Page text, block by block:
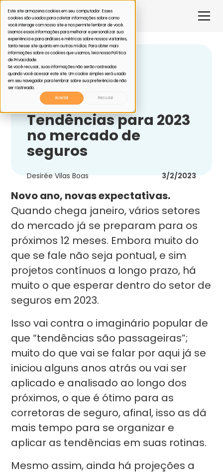
Este site armazena cookies em seu computador. Esses
cookies são usados para coletar informações sobre como
você interage com nosso site e nos permite lembrar de você.
Usamos essas informações para melhorar e personalizar sua
experiência e para análises e métricas sobre nossos visitantes,
tanto nesse site quanto em outras mídias. Para obter mais
informações sobre os cookies que usamos, leia nossa Política
de Privacidade.
Se você recusar, suas informações não serão rastreadas
quando você acessar este site. Um cookie simples será usado
em seu navegador para lembrar sobre sua preferência de não
ser rastreado.
Aceitar
Recusar
Voltar
Corretora de seguros
Tendências para 2023
no mercado de
seguros
Desirée Vilas Boas 3/2/2023
Novo ano, novas expectativas.
Quando chega janeiro, vários setores
do mercado já se preparam para os
próximos 12 meses. Embora muito do
que se fale não seja pontual, e sim
projetos contínuos a longo prazo, há
muito o que esperar dentro do setor de
seguros em 2023.
Isso vai contra o imaginário popular de
que “tendências são passageiras”;
muito do que vai se falar por aqui já se
iniciou alguns anos atrás ou vai ser
aplicado e analisado ao longo dos
próximos, o que é ótimo para as
corretoras de seguro, afinal, isso as dá
mais tempo para se organizar e
aplicar as tendências em suas rotinas.
Mesmo assim, ainda há projeções a